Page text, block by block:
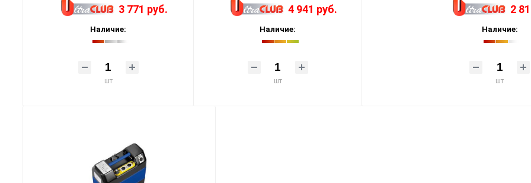
3 771 руб.
Наличие:
шт
4 941 руб.
Наличие:
шт
2
Наличие:
шт